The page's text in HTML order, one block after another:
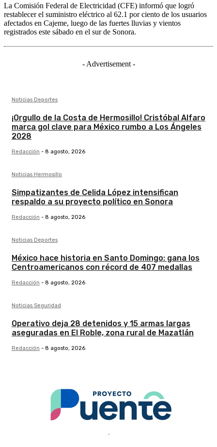
La Comisión Federal de Electricidad (CFE) informó que logró
restablecer el suministro eléctrico al 62.1 por ciento de los usuarios
afectados en Cajeme, luego de las fuertes lluvias y vientos
registrados este sábado en el sur de Sonora.
- Advertisement -
Noticias Deportes
¡Orgullo de la Costa de Hermosillo! Cristóbal Alfaro
marca gol clave para México rumbo a Los Ángeles
2028
Redacción - 8 agosto, 2026
Noticias Hermosillo
Simpatizantes de Celida López intensifican
respaldo a su proyecto político en Sonora
Redacción - 8 agosto, 2026
Noticias Deportes
México hace historia en Santo Domingo: gana los
Centroamericanos con récord de 407 medallas
Redacción - 8 agosto, 2026
Noticias Seguridad
Operativo deja 28 detenidos y 15 armas largas
aseguradas en El Roble, zona rural de Mazatlán
Redacción - 8 agosto, 2026
.